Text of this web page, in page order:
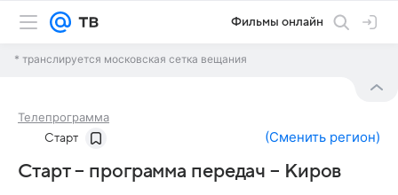
Фильмы онлайн
* транслируется московская сетка вещания
Телепрограмма
Старт (Сменить регион)
Старт – программа передач – Киров